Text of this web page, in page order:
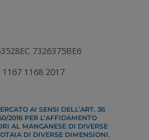
7326375BE6
1167 1168 2017
AI SENSI DELL’ART. 36
2016 PER L’AFFIDAMENTO
AL MANGANESE DI DIVERSE
DI DIVERSE DIMENSIONI.